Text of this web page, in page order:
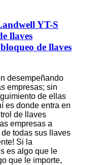
YT-S
llaves
de llaves
desempeñando
empresas; sin
de ellas
es donde entra en
de llaves
empresas a
todas sus llaves
Si la
es algo que le
que le importe,